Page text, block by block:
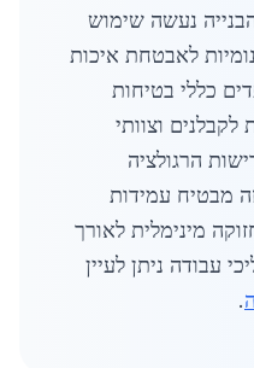
נעשה שימוש
לאבטחת איכות
כללי בטיחות
וצוותי
הרגולציה
מבטיח עמידות
מינימלית לאורך
עבודה ניתן לעיין
.